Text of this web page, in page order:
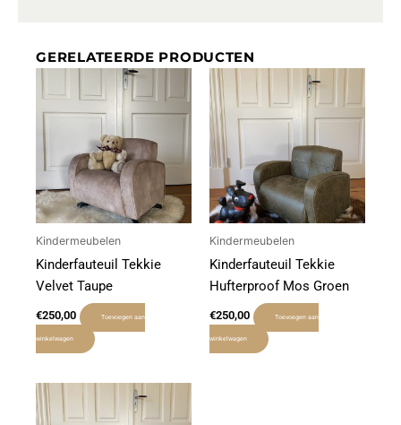
GERELATEERDE PRODUCTEN
Kindermeubelen
Kinderfauteuil Tekkie
Velvet Taupe
€250,00 Toevoegen aan
winkelwagen
Kindermeubelen
Kinderfauteuil Tekkie
Hufterproof Mos Groen
€250,00 Toevoegen aan
winkelwagen